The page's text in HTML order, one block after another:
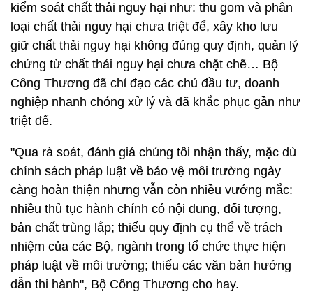
kiểm soát chất thải nguy hại như: thu gom và phân
loại chất thải nguy hại chưa triệt để, xây kho lưu
giữ chất thải nguy hại không đúng quy định, quản lý
chứng từ chất thải nguy hại chưa chặt chẽ… Bộ
Công Thương đã chỉ đạo các chủ đầu tư, doanh
nghiệp nhanh chóng xử lý và đã khắc phục gần như
triệt để.
"Qua rà soát, đánh giá chúng tôi nhận thấy, mặc dù
chính sách pháp luật về bảo vệ môi trường ngày
càng hoàn thiện nhưng vẫn còn nhiều vướng mắc:
nhiều thủ tục hành chính có nội dung, đối tượng,
bản chất trùng lắp; thiếu quy định cụ thể về trách
nhiệm của các Bộ, ngành trong tổ chức thực hiện
pháp luật về môi trường; thiếu các văn bản hướng
dẫn thi hành", Bộ Công Thương cho hay.